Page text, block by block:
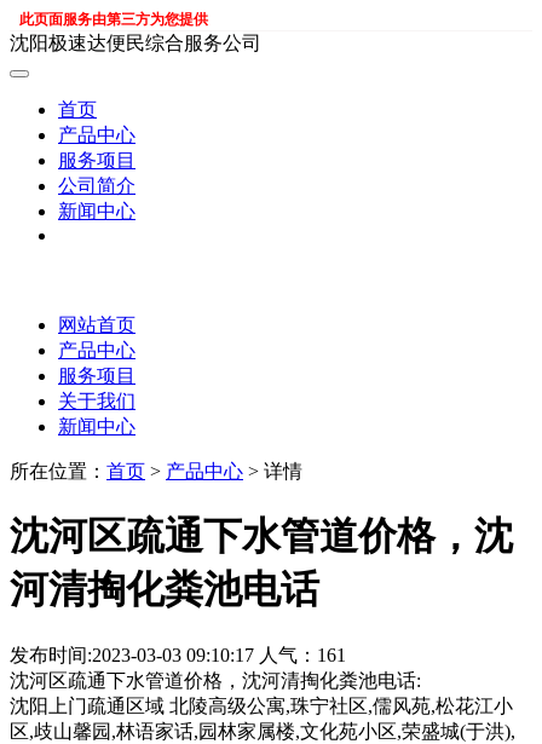
此页面服务由第三方为您提供
沈阳极速达便民综合服务公司
首页
产品中心
服务项目
公司简介
新闻中心
网站首页
产品中心
服务项目
关于我们
新闻中心
所在位置： 首页 > 产品中心 > 详情
沈河区疏通下水管道价格，沈
河清掏化粪池电话
发布时间:2023-03-03 09:10:17 人气：161
沈河区疏通下水管道价格，沈河清掏化粪池电话:
沈阳上门疏通区域 北陵高级公寓,珠宁社区,儒风苑,松花江小
区,歧山馨园,林语家话,园林家属楼,文化苑小区,荣盛城(于洪),